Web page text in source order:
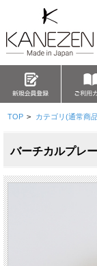
TOP > カテゴリ(通常商
バーチカルプレ